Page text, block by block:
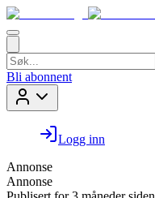
Bli abonnent
Logg inn
Annonse
Annonse